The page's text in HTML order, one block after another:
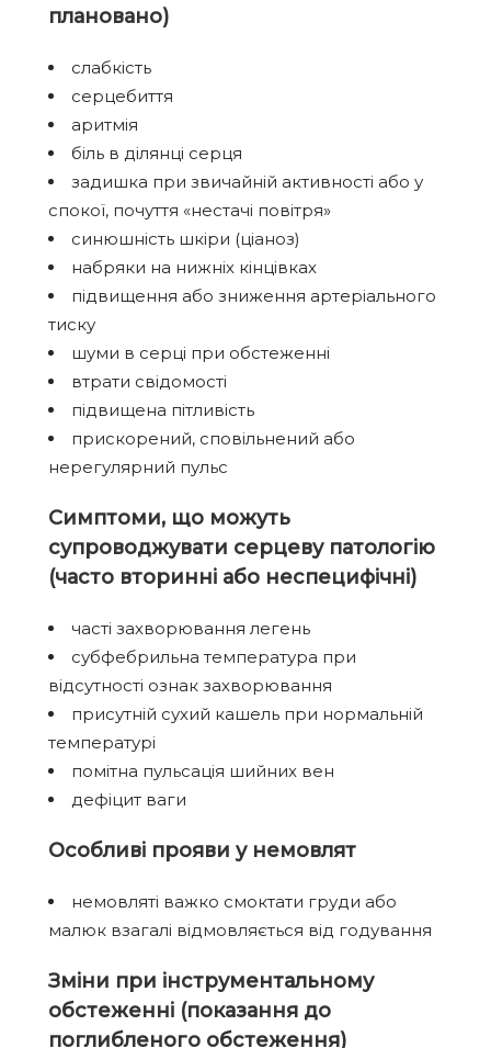
плановано)
слабкість
серцебиття
аритмія
біль в ділянці серця
задишка при звичайній активності або у
спокої, почуття «нестачі повітря»
синюшність шкіри (ціаноз)
набряки на нижніх кінцівках
підвищення або зниження артеріального
тиску
шуми в серці при обстеженні
втрати свідомості
підвищена пітливість
прискорений, сповільнений або
нерегулярний пульс
Симптоми, що можуть
супроводжувати серцеву патологію
(часто вторинні або неспецифічні)
часті захворювання легень
субфебрильна температура при
відсутності ознак захворювання
присутній сухий кашель при нормальній
температурі
помітна пульсація шийних вен
дефіцит ваги
Особливі прояви у немовлят
немовляті важко смоктати груди або
малюк взагалі відмовляється від годування
Зміни при інструментальному
обстеженні (показання до
поглибленого обстеження)